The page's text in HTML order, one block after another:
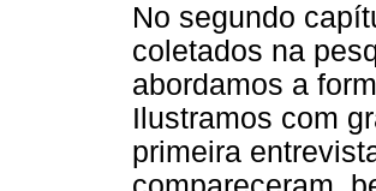
No segundo
coletados na
abordamos a
Ilustramos com
primeira